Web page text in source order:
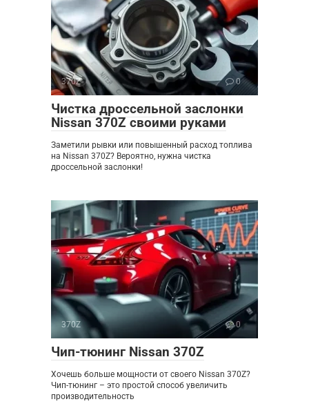
370Z 0
Чистка дроссельной заслонки
Nissan 370Z своими руками
Заметили рывки или повышенный расход топлива
на Nissan 370Z? Вероятно, нужна чистка
дроссельной заслонки!
370Z 0
Чип-тюнинг Nissan 370Z
Хочешь больше мощности от своего Nissan 370Z?
Чип-тюнинг – это простой способ увеличить
производительность